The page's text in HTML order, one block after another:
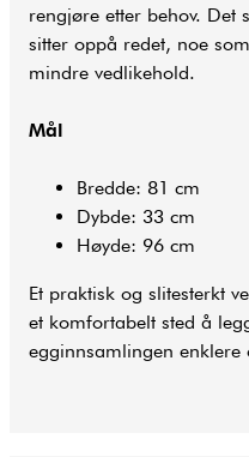
rengjøre etter behov. Det
sitter oppå redet, noe
mindre vedlikehold.
Mål
Bredde: 81 cm
Dybde: 33 cm
Høyde: 96 cm
Et praktisk og slitesterkt
et komfortabelt sted å
egginnsamlingen enklere